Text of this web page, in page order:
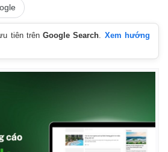
tiên trênGoogle Search
Xem hướng